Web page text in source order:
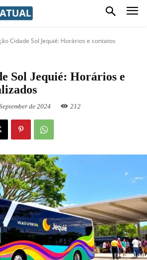
Cidade Sol Jequié: Horários e contatos
Sol Jequié: Horários e
de 2024 212